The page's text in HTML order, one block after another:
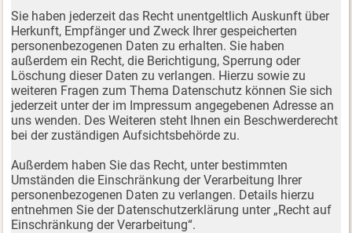
Sie haben jederzeit das Recht unentgeltlich Auskunft über
Herkunft, Empfänger und Zweck Ihrer gespeicherten
personenbezogenen Daten zu erhalten. Sie haben
außerdem ein Recht, die Berichtigung, Sperrung oder
Löschung dieser Daten zu verlangen. Hierzu sowie zu
weiteren Fragen zum Thema Datenschutz können Sie sich
jederzeit unter der im Impressum angegebenen Adresse an
uns wenden. Des Weiteren steht Ihnen ein Beschwerderecht
bei der zuständigen Aufsichtsbehörde zu.
Außerdem haben Sie das Recht, unter bestimmten
Umständen die Einschränkung der Verarbeitung Ihrer
personenbezogenen Daten zu verlangen. Details hierzu
entnehmen Sie der Datenschutzerklärung unter „Recht auf
Einschränkung der Verarbeitung“.